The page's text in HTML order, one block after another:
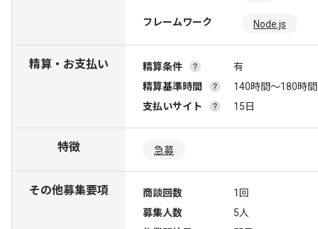
フレームワーク Node.js
精算・お支払い 精算条件
有
精算基準時間
140時間〜180時間
支払いサイト
15日
特徴 急募
その他募集要項 商談回数
1回
募集人数
5人